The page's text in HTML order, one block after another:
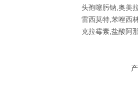
头孢噻肟钠,奥美
雷西莫特,苯唑西
克拉霉素,盐酸阿